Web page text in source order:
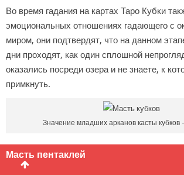
Во время гадания на картах Таро Кубки
эмоциональных отношениях гадающего с
миром, они подтвердят, что на данном
дни проходят, как один сплошной
оказались посреди озера и не знаете, к
примкнуть.
Значение младших арканов касты кубков
Масть пентаклей